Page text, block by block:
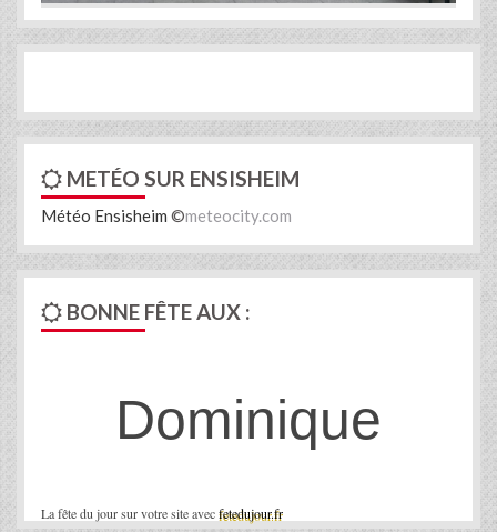
METÉO SUR ENSISHEIM
Météo Ensisheim ©meteocity.com
BONNE FÊTE AUX :
La fête du jour sur votre site avecfetedujour.fr
Dominique